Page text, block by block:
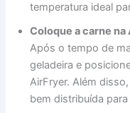
temperatura ideal
Coloque a carne
Após o tempo de
geladeira e
AirFryer. Além
bem distribuída